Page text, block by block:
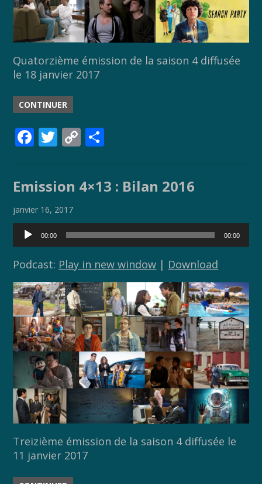
Quatorzième émission de la saison 4 diffusée
le 18 janvier 2017
CONTINUER
F
e
b
o
o
k
T
er
C
y
n
k
g
Emission 4×13 : Bilan 2016
janvier 16, 2017
Lecteur
audio
00:00 00:00
Podcast: Play in new window | Download
Treizième émission de la saison 4 diffusée le
11 janvier 2017